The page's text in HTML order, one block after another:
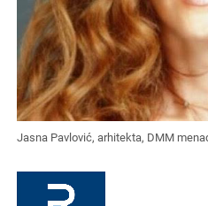
Jasna Pavlović, arhitekta, DMM